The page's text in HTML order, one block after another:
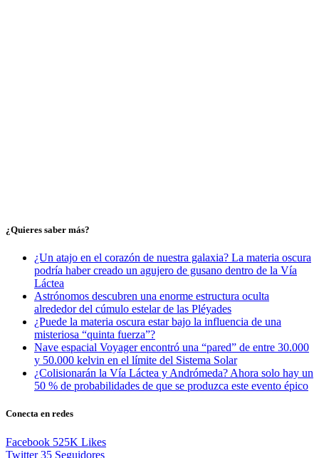
¿Quieres saber más?
¿Un atajo en el corazón de nuestra galaxia? La materia oscura
podría haber creado un agujero de gusano dentro de la Vía
Láctea
Astrónomos descubren una enorme estructura oculta
alrededor del cúmulo estelar de las Pléyades
¿Puede la materia oscura estar bajo la influencia de una
misteriosa “quinta fuerza”?
Nave espacial Voyager encontró una “pared” de entre 30.000
y 50.000 kelvin en el límite del Sistema Solar
¿Colisionarán la Vía Láctea y Andrómeda? Ahora solo hay un
50 % de probabilidades de que se produzca este evento épico
Conecta en redes
Facebook 525K Likes
Twitter 35 Seguidores